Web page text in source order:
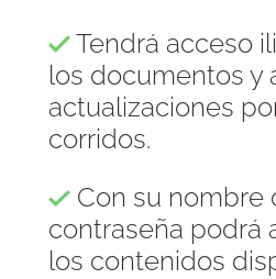
Tendrá acceso
los documentos y
actualizaciones
corridos.
Con su nombre
contraseña podrá
los contenidos